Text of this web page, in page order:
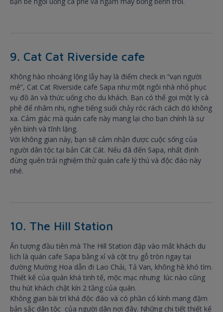
9. Cat Cat Riverside cafe
Không hào nhoáng lộng lẫy hay là điểm check in “vạn người
mê”, Cat Cat Riverside cafe Sapa như một ngôi nhà nhỏ phục
vụ đồ ăn và thức uống cho du khách. Bạn có thể gọi một ly cà
phê để nhâm nhi, nghe tiếng suối chảy róc rách cách đó không
xa. Cảm giác mà quán cafe này mang lại cho bạn chính là sự
yên bình và tĩnh lặng.
Với không gian này, bạn sẽ cảm nhận được cuộc sống của
người dân tộc tại bản Cát Cát. Nếu đã đến Sapa, nhất định
đừng quên trải nghiệm thử quán cafe lý thú và độc đáo này
nhé.
10. The Hill Station
Ấn tượng đầu tiên mà The Hill Station đập vào mắt khách du
lịch là quán cafe Sapa bằng xỉ và cột trụ gỗ tròn ngay tại
đường Mường Hoa dẫn đi Lao Chải, Tả Van, không hề khó tìm.
Thiết kế của quán khá tinh tế, mộc mạc nhưng lúc nào cũng
thu hút khách chật kín 2 tầng của quán.
Không gian bài trí khá độc đáo và có phần cổ kính mang đậm
bản sắc dân tộc của người dân nơi đây. Những chi tiết thiết kế